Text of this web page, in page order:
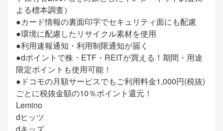
よる標本調査）
●カード情報の裏面印字でセキュリティ面にも配慮
●環境に配慮したリサイクル素材を使用
●利用速報通知・利用制限通知が届く
●dポイントで株・ETF・REITが買える！期間・用途
限定ポイントも使用可能！
●ドコモの月額サービスでもご利用料金1,000円(税抜)
ごとに税抜金額の10％ポイント還元！
Lemino
dヒッツ